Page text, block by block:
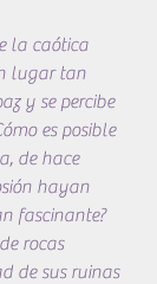
la caótica
lugar tan
y se percibe
es posible
de hace
hayan
fascinante?
rocas
de sus ruinas